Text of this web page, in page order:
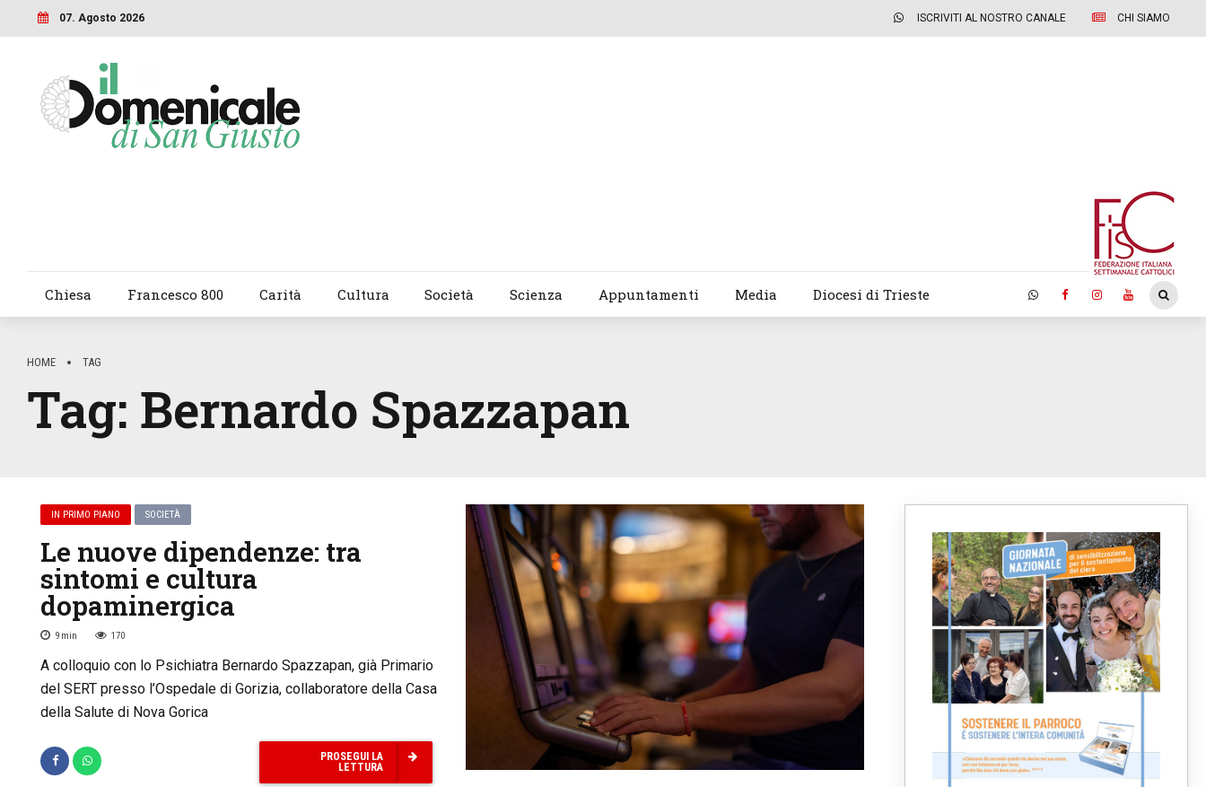
07. Agosto 2026 ISCRIVITI AL NOSTRO CANALE CHI SIAMO
Chiesa Francesco 800 Carità Cultura Società Scienza Appuntamenti Media Diocesi di Trieste
HOME TAG
Tag: Bernardo Spazzapan
IN PRIMO PIANO SOCIETÀ
Le nuove dipendenze: tra
sintomi e cultura
dopaminergica
9 min 170
A colloquio con lo Psichiatra Bernardo Spazzapan, già Primario
del SERT presso l’Ospedale di Gorizia, collaboratore della Casa
della Salute di Nova Gorica
PROSEGUI LA
LETTURA